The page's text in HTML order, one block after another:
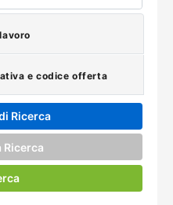
e codice offerta
Ricerca
Ricerca